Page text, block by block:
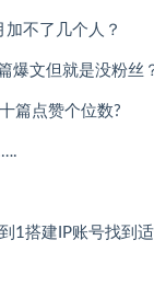
不了几个人？
爆文但就是没粉丝
篇点赞个位数?
1搭建IP账号找到